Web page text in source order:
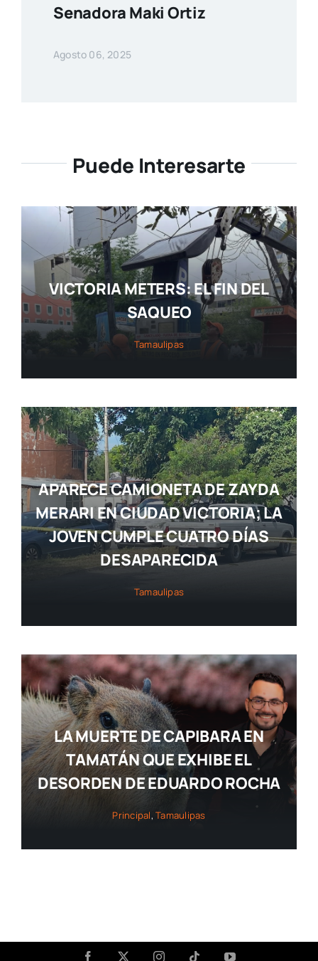
Senadora Maki Ortiz
Agosto 06, 2025
Puede Interesarte
VICTORIA METERS: EL FIN DEL
SAQUEO
Tamaulipas
APARECE CAMIONETA DE ZAYDA
MERARI EN CIUDAD VICTORIA; LA
JOVEN CUMPLE CUATRO DÍAS
DESAPARECIDA
Tamaulipas
LA MUERTE DE CAPIBARA EN
TAMATÁN QUE EXHIBE EL
DESORDEN DE EDUARDO ROCHA
Principal,Tamaulipas